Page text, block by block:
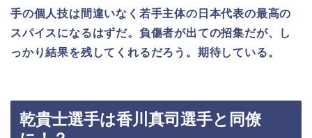
手の個人技は間違いなく若手主体の日本代表の最高の
スパイスになるはずだ。負傷者が出ての招集だが、し
っかり結果を残してくれるだろう。期待している。
乾貴士選手は香川真司選手と同僚